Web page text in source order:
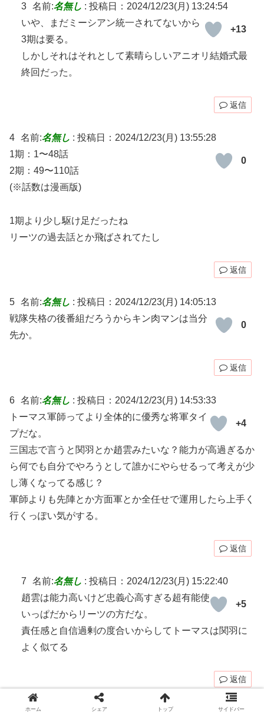
3 名前:名無し : 投稿日：2024/12/23(月) 13:24:54
+13
いや、まだミーシアン統一されてないから
3期は要る。
しかしそれはそれとして素晴らしいアニオリ結婚式最
終回だった。
返信
4 名前:名無し : 投稿日：2024/12/23(月) 13:55:28
0
1期：1〜48話
2期：49〜110話
(※話数は漫画版)
1期より少し駆け足だったね
リーツの過去話とか飛ばされてたし
返信
5 名前:名無し : 投稿日：2024/12/23(月) 14:05:13
0
戦隊失格の後番組だろうからキン肉マンは当分
先か。
返信
6 名前:名無し : 投稿日：2024/12/23(月) 14:53:33
+4
トーマス軍師ってより全体的に優秀な将軍タイ
プだな。
三国志で言うと関羽とか趙雲みたいな？能力が高過ぎるか
ら何でも自分でやろうとして誰かにやらせるって考えが少
し薄くなってる感じ？
軍師よりも先陣とか方面軍とか全任せで運用したら上手く
行くっぽい気がする。
返信
7 名前:名無し : 投稿日：2024/12/23(月) 15:22:40
+5
趙雲は能力高いけど忠義心高すぎる超有能使
いっぱだからリーツの方だな。
責任感と自信過剰の度合いからしてトーマスは関羽に
よく似てる
返信
名前: 投稿日：2024/12/23(月) 15:33:37
ホーム シェア トップ サイドバー